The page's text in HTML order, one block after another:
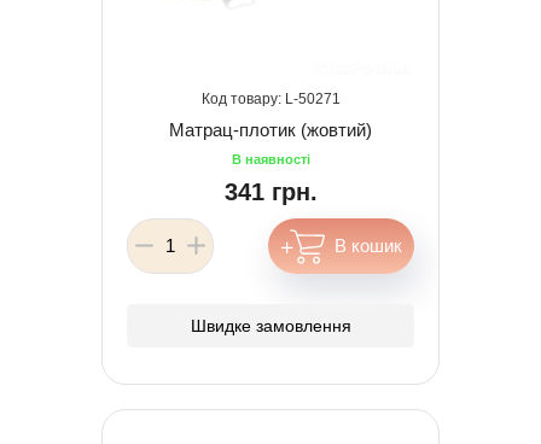
50271
Матрац-плотик (жовтий)
341 грн.
Швидке замовлення